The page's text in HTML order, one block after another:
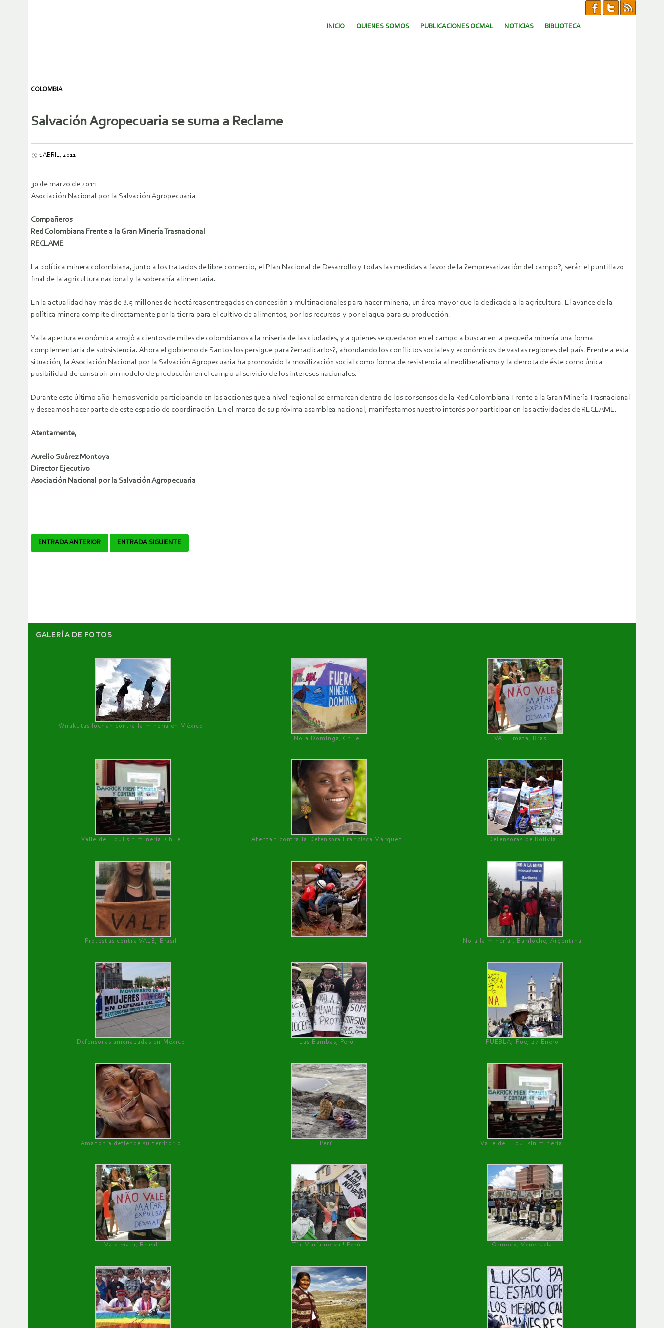
SALTAR AL CONTENIDO.
INICIO QUIENES SOMOS PUBLICACIONES OCMAL NOTICIAS BIBLIOTECA
COLOMBIA
Salvación Agropecuaria se suma a Reclame
1 ABRIL, 2011
30 de marzo de 2011
Asociación Nacional por la Salvación Agropecuaria
Compañeros
Red Colombiana Frente a la Gran Minería Trasnacional
RECLAME
La política minera colombiana, junto a los tratados de libre comercio, el Plan Nacional de Desarrollo y todas las medidas a favor de la ?empresarización del campo?, serán el puntillazo
final de la agricultura nacional y la soberanía alimentaria.
En la actualidad hay más de 8.5 millones de hectáreas entregadas en concesión a multinacionales para hacer minería, un área mayor que la dedicada a la agricultura. El avance de la
política minera compite directamente por la tierra para el cultivo de alimentos, por los recursos y por el agua para su producción.
Ya la apertura económica arrojó a cientos de miles de colombianos a la miseria de las ciudades, y a quienes se quedaron en el campo a buscar en la pequeña minería una forma
complementaria de subsistencia. Ahora el gobierno de Santos los persigue para ?erradicarlos?, ahondando los conflictos sociales y económicos de vastas regiones del país. Frente a esta
situación, la Asociación Nacional por la Salvación Agropecuaria ha promovido la movilización social como forma de resistencia al neoliberalismo y la derrota de éste como única
posibilidad de construir un modelo de producción en el campo al servicio de los intereses nacionales.
Durante este último año hemos venido participando en las acciones que a nivel regional se enmarcan dentro de los consensos de la Red Colombiana Frente a la Gran Minería Trasnacional
y deseamos hacer parte de este espacio de coordinación. En el marco de su próxima asamblea nacional, manifestamos nuestro interés por participar en las actividades de RECLAME.
Atentamente,
Aurelio Suárez Montoya
Director Ejecutivo
Asociación Nacional por la Salvación Agropecuaria
Navegador
ENTRADA ANTERIOR ENTRADA SIGUIENTE
GALERÌA DE FOTOS
Wirakutas luchan contra la minería en México
No a Dominga, Chile
VALE mata, Brasil
Valle de Elqui sin minería. Chile Atentan contra la Defensora Francisca Márquez Defensoras de Bolivia
Protestas contra VALE, Brasil No a la minería , Bariloche, Argentina
Defensoras amenazadas en México Las Bambas, Perú PUEBLA, Pue, 27 Enero
Amazonía defiende su territorio Perú Valle del Elqui sin minería.
Vale mata, Brasil Tía María no va ! Perú Orinoco, Venezuela